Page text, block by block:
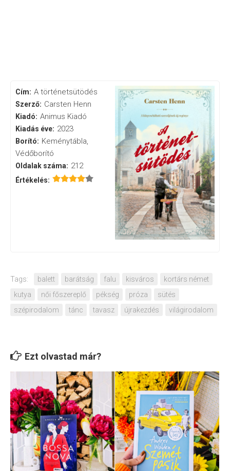
Cím: A történetsütödés
Szerző: Carsten Henn
Kiadó: Animus Kiadó
Kiadás éve: 2023
Borító: Keménytábla,
Védőborító
Oldalak száma: 212
Értékelés:
Tags: balett barátság falu kisváros
kortárs német
kutya
női főszereplő pékség próza
sütés
szépirodalom
tánc tavasz újrakezdés világirodalom
Ezt olvastad már?